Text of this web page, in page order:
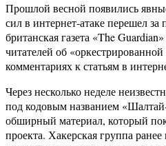
Прошлой весной появились
сил в интернет-атаке перешел
британская газета «The
читателей об
комментариях к статьям в
Через несколько неделе
под кодовым названием
обширный материал, который
проекта. Хакерская группа